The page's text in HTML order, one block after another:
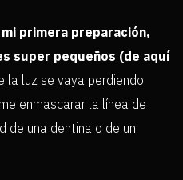
primera preparación,
super pequeños (de aquí
la luz se vaya perdiendo
enmascarar la línea de
de una dentina o de un